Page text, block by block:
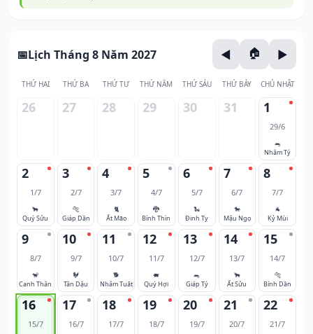
Lịch Tháng 8 Năm 2027
THỨ HAI THỨ BA THỨ TƯ THỨ NĂM THỨ SÁU THỨ BẢY CHỦ NHẬT
26 27 28 29 30 31 1
29/6
🐀
Nhâm Tý
2
1/7
🐂
Quý Sửu
3
2/7
🐅
Giáp Dần
4
3/7
🐈
Ất Mão
5
4/7
🐉
Bính Thìn
6
5/7
🐍
Đinh Tỵ
7
6/7
🐎
Mậu Ngọ
8
7/7
🐐
Kỷ Mùi
9
8/7
🐒
Canh Thân
10
9/7
🐓
Tân Dậu
11
10/7
🐕
Nhâm Tuất
12
11/7
🐖
Quý Hợi
13
12/7
🐀
Giáp Tý
14
13/7
🐂
Ất Sửu
15
14/7
🐅
Bính Dần
16
15/7
17
16/7
18
17/7
19
18/7
20
19/7
21
20/7
22
21/7